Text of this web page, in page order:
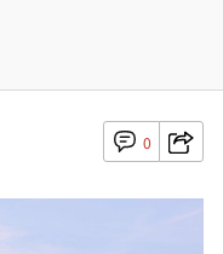
0